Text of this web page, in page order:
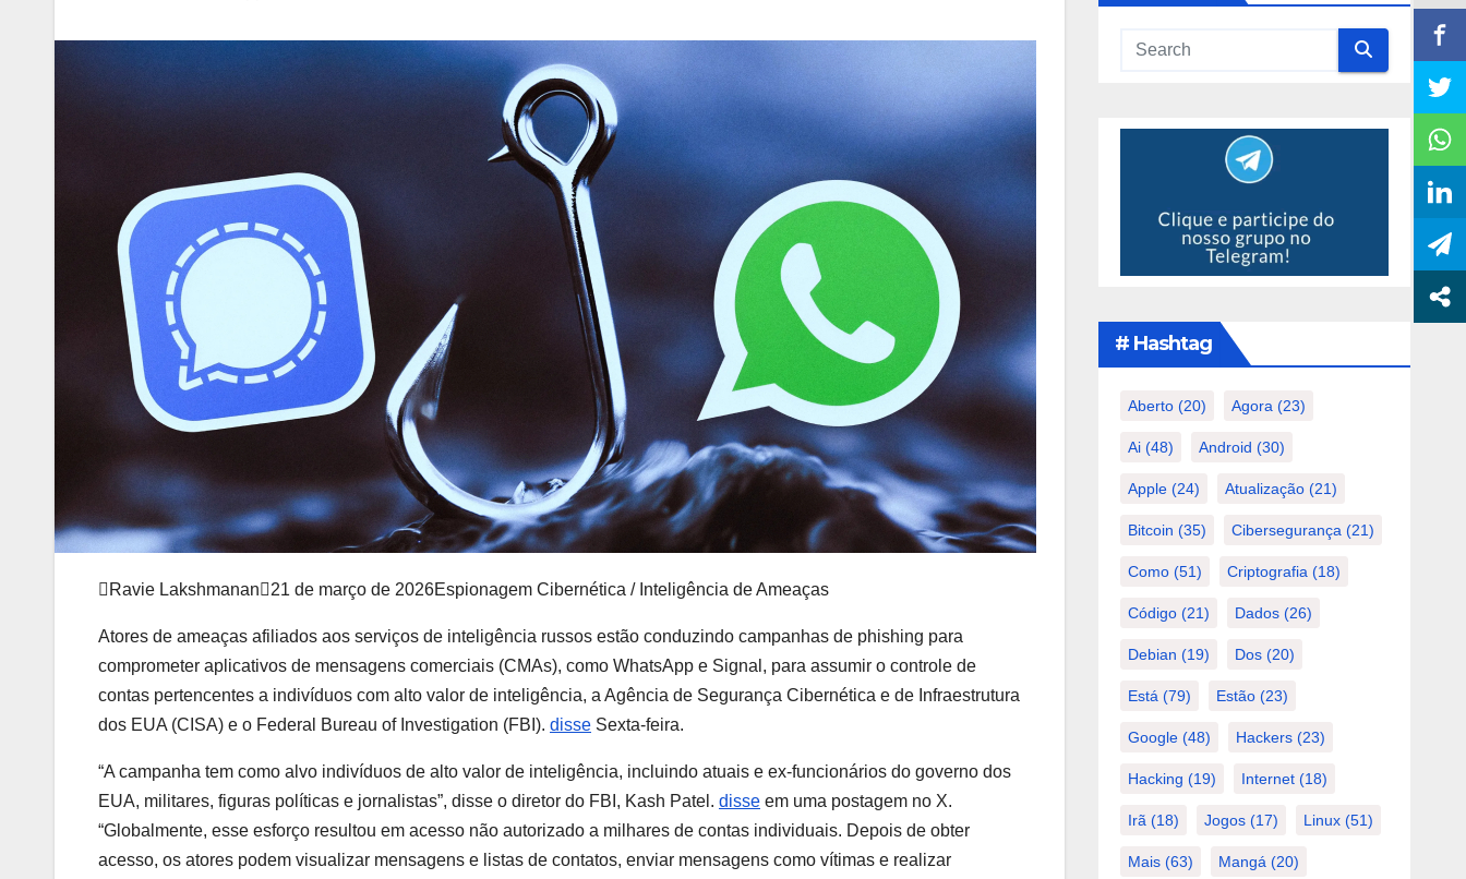
 Ravie Lakshmanan21 de março de 2026Espionagem Cibernética / Inteligência de Ameaças
Atores de ameaças afiliados aos serviços de inteligência russos estão conduzindo campanhas de phishing para
comprometer aplicativos de mensagens comerciais (CMAs), como WhatsApp e Signal, para assumir o controle de
contas pertencentes a indivíduos com alto valor de inteligência, a Agência de Segurança Cibernética e de Infraestrutura
dos EUA (CISA) e o Federal Bureau of Investigation (FBI). disse Sexta-feira.
“A campanha tem como alvo indivíduos de alto valor de inteligência, incluindo atuais e ex-funcionários do governo dos
EUA, militares, figuras políticas e jornalistas”, disse o diretor do FBI, Kash Patel. disse em uma postagem no X.
“Globalmente, esse esforço resultou em acesso não autorizado a milhares de contas individuais. Depois de obter
acesso, os atores podem visualizar mensagens e listas de contatos, enviar mensagens como vítimas e realizar
# Hashtag
Aberto(20) Agora (23)
Ai(48) Android (30)
Apple(24) Atualização(21)
Bitcoin (35) Cibersegurança (21)
Como(51) Criptografia (18)
Código(21) Dados(26)
Debian (19) Dos(20)
Está (79) Estão(23)
Google(48) Hackers(23)
Hacking (19) Internet(18)
Irã (18) Jogos(17) Linux(51)
Mais(63) Mangá (20)